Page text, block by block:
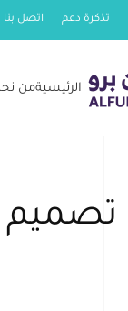
تذكرة دعم اتصل بنا
الرئيسيةمن